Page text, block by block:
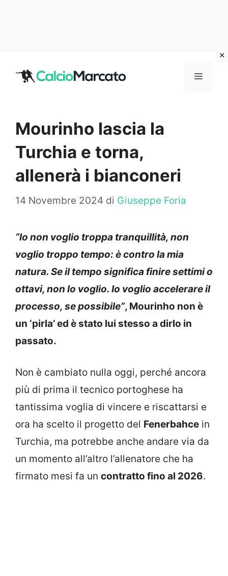
MENU
Mourinho lascia la
Turchia e torna,
allenerà i bianconeri
14 Novembre 2024 di Giuseppe Foria
“Io non voglio troppa tranquillità, non
voglio troppo tempo: è contro la mia
natura. Se il tempo significa finire settimi o
ottavi, non lo voglio. Io voglio accelerare il
processo, se possibile”, Mourinho non è
un ‘pirla’ ed è stato lui stesso a dirlo in
passato.
Non è cambiato nulla oggi, perché ancora
più di prima il tecnico portoghese ha
tantissima voglia di vincere e riscattarsi e
ora ha scelto il progetto del Fenerbahce in
Turchia, ma potrebbe anche andare via da
un momento all’altro l’allenatore che ha
firmato mesi fa un contratto fino al 2026.